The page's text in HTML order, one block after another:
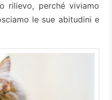
rilievo, perché viviamo
le sue abitudini e